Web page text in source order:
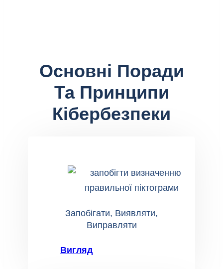
Основні Поради
Та Принципи
Кібербезпеки
Запобігати, Виявляти,
Виправляти
Вигляд